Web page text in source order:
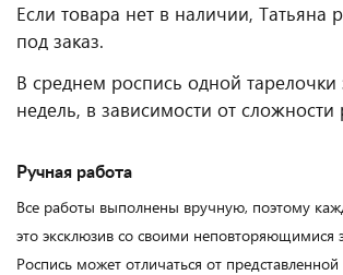
Если товара нет в наличии, Татьяна
под заказ.
В среднем роспись одной тарелочки
недель, в зависимости от сложности
Ручная работа
Все работы выполнены вручную, поэтому
это эксклюзив со своими неповторяющимися
Роспись может отличаться от